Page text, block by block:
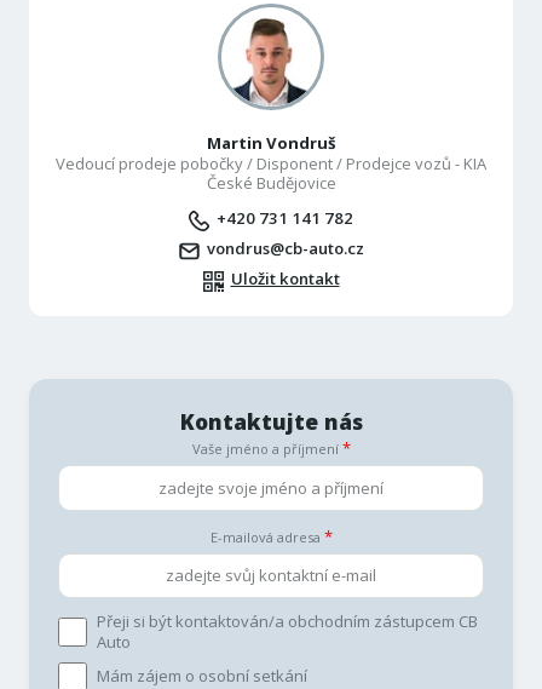
Martin Vondruš
Vedoucí prodeje pobočky / Disponent / Prodejce vozů - KIA
České Budějovice
+420 731 141 782
vondrus@cb-auto.cz
Uložit kontakt
Kontaktujte nás
Vaše jméno a příjmení
E-mailová adresa
Přeji si být kontaktován/a obchodním zástupcem CB
Auto
Mám zájem o osobní setkání